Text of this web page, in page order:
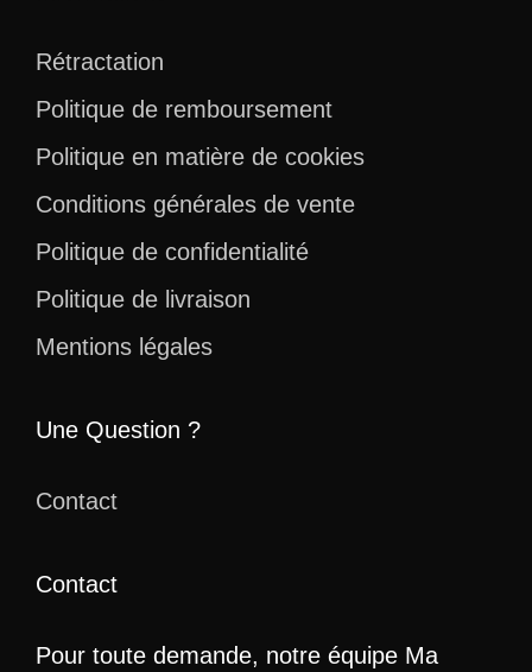
Rétractation
Politique de remboursement
Politique en matière de cookies
Conditions générales de vente
Politique de confidentialité
Politique de livraison
Mentions légales
Une Question ?
Contact
Contact
Pour toute demande, notre équipe Ma